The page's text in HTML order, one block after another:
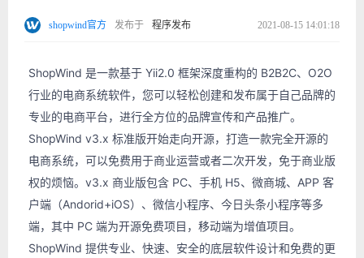
shopwind官方 发布于 程序发布 2021-08-15 14:01:18
ShopWind 是一款基于 Yii2.0 框架深度重构的 B2B2C、O2O
行业的电商系统软件，您可以轻松创建和发布属于自己品牌的
专业的电商平台，进行全方位的品牌宣传和产品推广。
ShopWind v3.x 标准版开始走向开源，打造一款完全开源的
电商系统，可以免费用于商业运营或者二次开发，免于商业版
权的烦恼。v3.x 商业版包含 PC、手机 H5、微商城、APP 客
户端（Andorid+iOS）、微信小程序、今日头条小程序等多
端，其中 PC 端为开源免费项目，移动端为增值项目。
ShopWind 提供专业、快速、安全的底层软件设计和免费的更